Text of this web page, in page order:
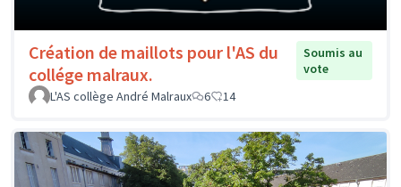
Création de maillots pour l'AS du
collége malraux.
Soumis au
vote
L'AS collège André Malraux
6 14